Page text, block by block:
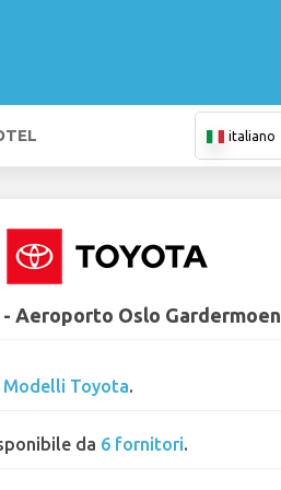
italiano
Aeroporto Oslo Gardermoen
Modelli Toyota.
da 6 fornitori.